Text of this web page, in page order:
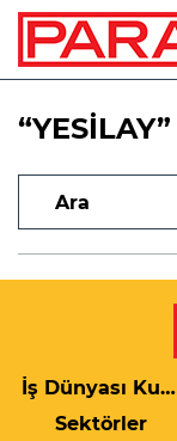
“YESİLAY”
İş Dünyası Kulis
Sektörler